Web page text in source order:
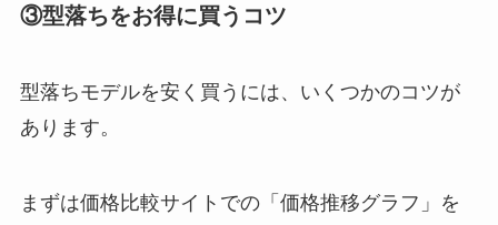
③型落ちをお得に買うコツ
型落ちモデルを安く買うには、いくつかのコツが
あります。
まずは価格比較サイトでの「価格推移グラフ」を